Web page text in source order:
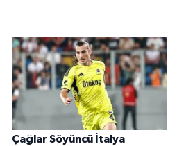
Çağlar Söyüncü İtalya